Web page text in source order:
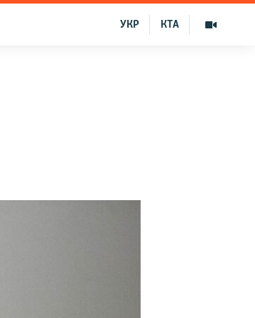
КТА
УКР